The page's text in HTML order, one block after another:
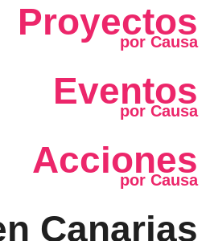
Proyectos
Eventos
Acciones
Canarias